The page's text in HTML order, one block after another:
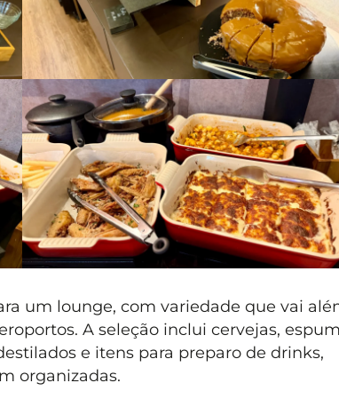
um lounge, com variedade que vai
A seleção inclui cervejas,
e itens para preparo de drinks,
organizadas.